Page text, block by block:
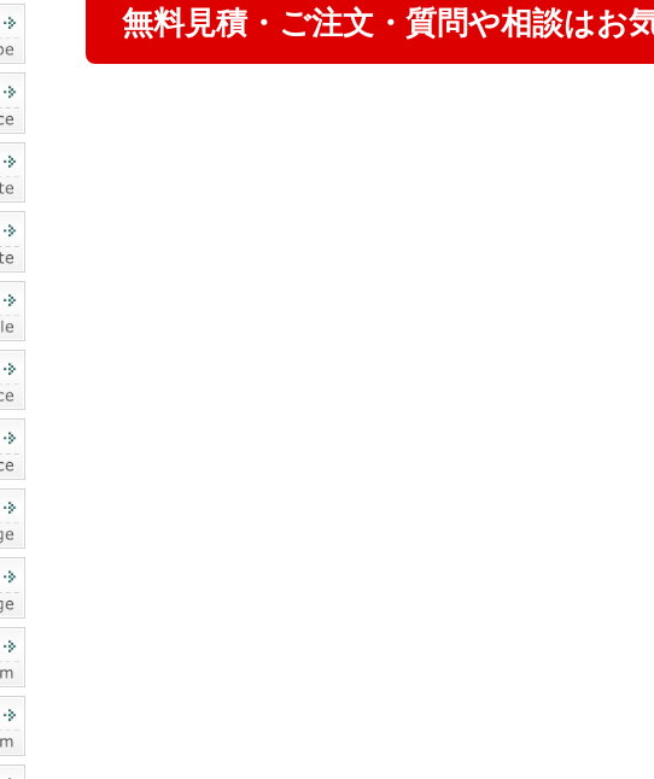
無料見積・ご注文・質問や相談はお